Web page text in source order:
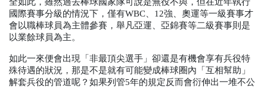
國際賽事分級的情況下，僅有WBC 12強、奧運等一級賽事才
會以職棒球員為主體參賽，舉凡亞運、亞錦賽等二級賽事則是
以業餘球員為主。
如此一來便會出現「非最頂尖選手」卻還是有機會享有兵役特
殊待遇的狀況，那是不是就有可能變成棒球圈內「互相幫助」
解套兵役的管道呢？如果列管5年的規定反而會衍伸出一堆不公